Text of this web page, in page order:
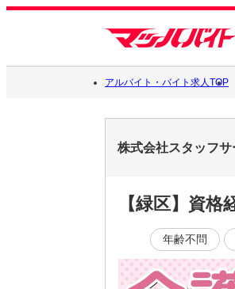
アルバイト・バイト求人TOP
株式会社スタッフ
【緑区】資
年齢不問